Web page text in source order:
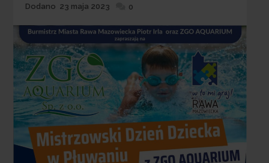
Dodane
Dodano 23 maja 2023 0